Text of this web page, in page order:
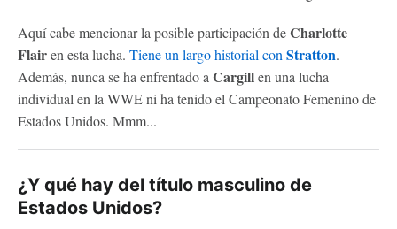
Aquí cabe mencionar la posible participación deCharlotte
Flairen esta lucha. Tiene un largo historial con Stratton.
Además, nunca se ha enfrentado a Cargillen una lucha
individual en la WWE ni ha tenido el Campeonato Femenino de
Estados Unidos. Mmm...
¿Y qué hay del título masculino de
Estados Unidos?